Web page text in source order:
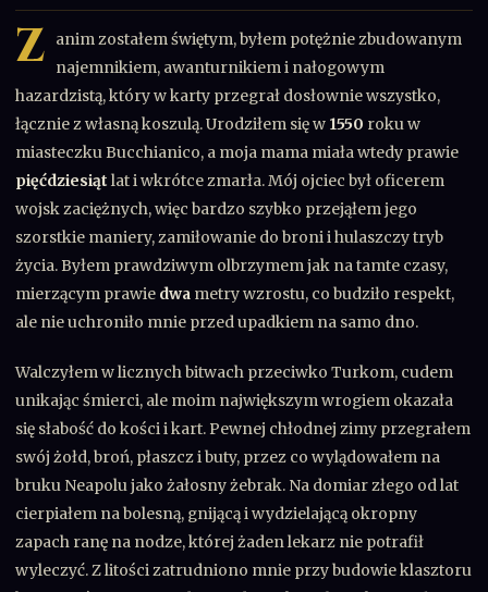
Z
anim zostałem świętym, byłem potężnie zbudowanym
najemnikiem, awanturnikiem i nałogowym
hazardzistą, który w karty przegrał dosłownie wszystko,
łącznie z własną koszulą. Urodziłem się w 1550 roku w
miasteczku Bucchianico, a moja mama miała wtedy prawie
pięćdziesiąt lat i wkrótce zmarła. Mój ojciec był oficerem
wojsk zaciężnych, więc bardzo szybko przejąłem jego
szorstkie maniery, zamiłowanie do broni i hulaszczy tryb
życia. Byłem prawdziwym olbrzymem jak na tamte czasy,
mierzącym prawie dwa metry wzrostu, co budziło respekt,
ale nie uchroniło mnie przed upadkiem na samo dno.
Walczyłem w licznych bitwach przeciwko Turkom, cudem
unikając śmierci, ale moim największym wrogiem okazała
się słabość do kości i kart. Pewnej chłodnej zimy przegrałem
swój żołd, broń, płaszcz i buty, przez co wylądowałem na
bruku Neapolu jako żałosny żebrak. Na domiar złego od lat
cierpiałem na bolesną, gnijącą i wydzielającą okropny
zapach ranę na nodze, której żaden lekarz nie potrafił
wyleczyć. Z litości zatrudniono mnie przy budowie klasztoru